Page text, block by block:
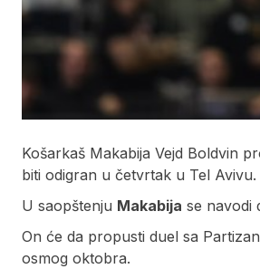
Košarkaš Makabija Vejd Boldvin
biti odigran u četvrtak u Tel Avivu.
U saopštenju Makabija se navodi
On će da propusti duel sa
osmog oktobra.